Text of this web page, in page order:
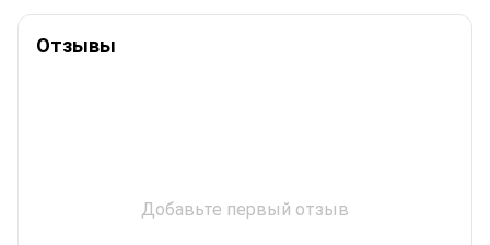
Отзывы
Добавьте первый отзыв